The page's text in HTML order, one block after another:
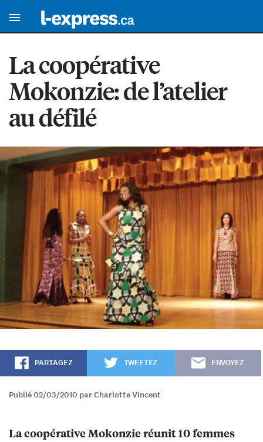
La coopérative
Mokonzie: de l’atelier
au défilé
PARTAGEZ TWEETEZ ENVOYEZ
Publié 02/03/2010 par Charlotte Vincent
La coopérative Mokonzie réunit 10 femmes